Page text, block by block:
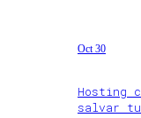
Oct 30
Hosting
salvar